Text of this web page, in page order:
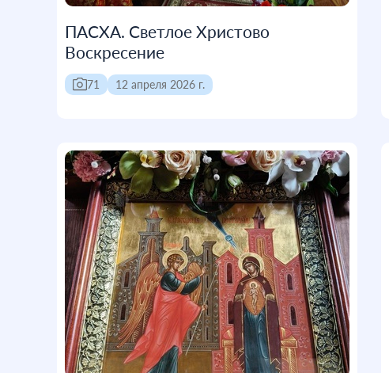
ПАСХА. Светлое Христово
Воскресение
71 12 апреля 2026 г.